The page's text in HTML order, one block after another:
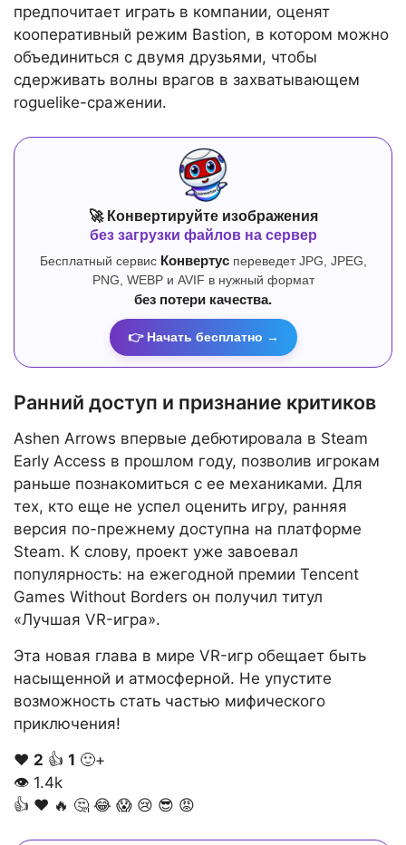
предпочитает играть в компании, оценят
кооперативный режим Bastion, в котором можно
объединиться с двумя друзьями, чтобы
сдерживать волны врагов в захватывающем
roguelike-сражении.
🚀 Конвертируйте изображения
без загрузки файлов на сервер
Бесплатный сервис Конвертуспереведет JPG, JPEG,
PNG, WEBP и AVIF в нужный формат
без потери качества.
👉 Начать бесплатно →
Ранний доступ и признание критиков
Ashen Arrows впервые дебютировала в Steam
Early Access в прошлом году, позволив игрокам
раньше познакомиться с ее механиками. Для
тех, кто еще не успел оценить игру, ранняя
версия по-прежнему доступна на платформе
Steam. К слову, проект уже завоевал
популярность: на ежегодной премии Tencent
Games Without Borders он получил титул
«Лучшая VR-игра».
Эта новая глава в мире VR-игр обещает быть
насыщенной и атмосферной. Не упустите
возможность стать частью мифического
приключения!
❤️ 2 👍 1 🙂+
👁 1.4k
👍 ❤️ 🔥 🤔 😂 😱 😢 😎 😡